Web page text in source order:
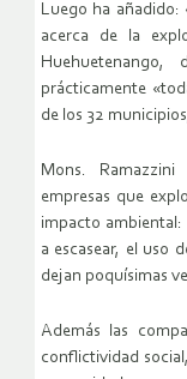
Luego ha añadido:
acerca de la
Huehuetenango,
prácticamente
de los 32
Mons.
empresas que
impacto ambiental:
a escasear, el uso
dejan poquísimas
Además las
conflictividad